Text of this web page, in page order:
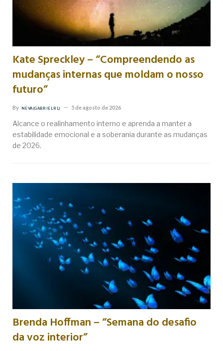
Kate Spreckley – “Compreendendo as
mudanças internas que moldam o nosso
futuro”
By NEVA (GABRIEL RL) 5 de agosto de 2026
Alcance o realinhamento interno e aprenda a manter a
estabilidade emocional e a soberania durante as mudanças
de 2026.
Brenda Hoffman – “Semana do desafio
da voz interior”